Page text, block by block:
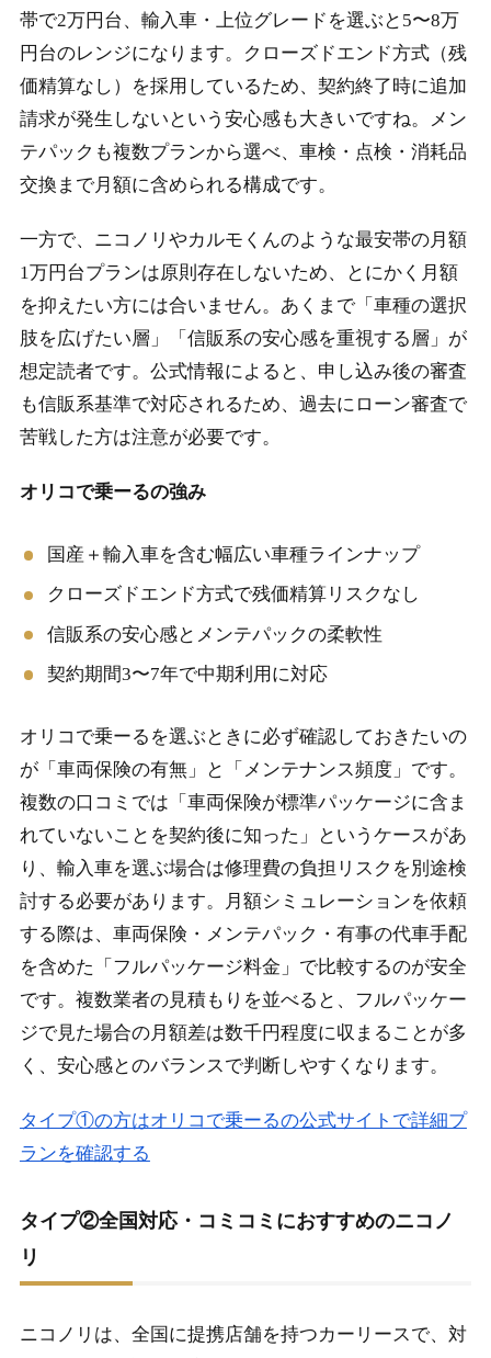
帯で2万円台、輸入車・上位グレードを選ぶと5〜8万
円台のレンジになります。クローズドエンド方式（残
価精算なし）を採用しているため、契約終了時に追加
請求が発生しないという安心感も大きいですね。メン
テパックも複数プランから選べ、車検・点検・消耗品
交換まで月額に含められる構成です。
一方で、ニコノリやカルモくんのような最安帯の月額
1万円台プランは原則存在しないため、とにかく月額
を抑えたい方には合いません。あくまで「車種の選択
肢を広げたい層」「信販系の安心感を重視する層」が
想定読者です。公式情報によると、申し込み後の審査
も信販系基準で対応されるため、過去にローン審査で
苦戦した方は注意が必要です。
オリコで乗ーるの強み
国産＋輸入車を含む幅広い車種ラインナップ
クローズドエンド方式で残価精算リスクなし
信販系の安心感とメンテパックの柔軟性
契約期間3〜7年で中期利用に対応
オリコで乗ーるを選ぶときに必ず確認しておきたいの
が「車両保険の有無」と「メンテナンス頻度」です。
複数の口コミでは「車両保険が標準パッケージに含ま
れていないことを契約後に知った」というケースがあ
り、輸入車を選ぶ場合は修理費の負担リスクを別途検
討する必要があります。月額シミュレーションを依頼
する際は、車両保険・メンテパック・有事の代車手配
を含めた「フルパッケージ料金」で比較するのが安全
です。複数業者の見積もりを並べると、フルパッケー
ジで見た場合の月額差は数千円程度に収まることが多
く、安心感とのバランスで判断しやすくなります。
タイプ①の方はオリコで乗ーるの公式サイトで詳細プ
ランを確認する
タイプ②全国対応・コミコミにおすすめのニコノ
リ
ニコノリは、全国に提携店舗を持つカーリースで、対